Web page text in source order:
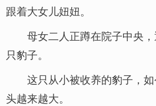
跟着大女儿妞妞。
母女二人正蹲在院子中央
只豹子。
这只从小被收养的豹子，
头越来越大。